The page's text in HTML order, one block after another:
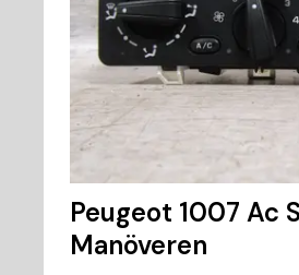
Peugeot 1007 Ac
Manöveren